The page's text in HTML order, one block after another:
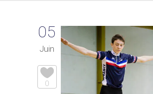
05
Juin
0